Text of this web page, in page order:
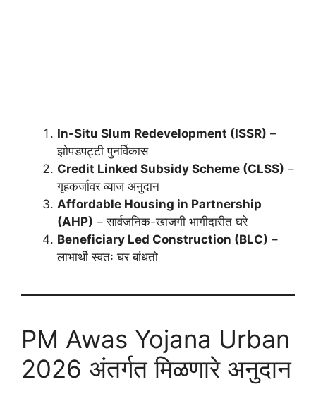
In-Situ Slum Redevelopment (ISSR) –
झोपडपट्टी पुनर्विकास
Credit Linked Subsidy Scheme (CLSS) –
गृहकर्जावर व्याज अनुदान
Affordable Housing in Partnership
(AHP) – सार्वजनिक-खाजगी भागीदारीत घरे
Beneficiary Led Construction (BLC) –
लाभार्थी स्वतः घर बांधतो
PM Awas Yojana Urban
2026 अंतर्गत मिळणारे अनुदान